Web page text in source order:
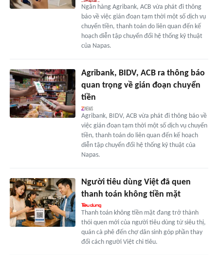
Ngân hàng Agribank, ACB vừa phát đi thông
báo về việc gián đoạn tạm thời một số dịch vụ
chuyển tiền, thanh toán do liên quan đến kế
hoạch diễn tập chuyển đổi hệ thống kỹ thuật
của Napas.
Agribank, BIDV, ACB ra thông báo
quan trọng về gián đoạn chuyển
tiền
Agribank, BIDV, ACB vừa phát đi thông báo về
việc gián đoạn tạm thời một số dịch vụ chuyển
tiền, thanh toán do liên quan đến kế hoạch
diễn tập chuyển đổi hệ thống kỹ thuật của
Napas.
Người tiêu dùng Việt đã quen
thanh toán không tiền mặt
Thanh toán không tiền mặt đang trở thành
thói quen mới của người tiêu dùng từ siêu thị,
quán cà phê đến chợ dân sinh góp phần thay
đổi cách người Việt chi tiêu.